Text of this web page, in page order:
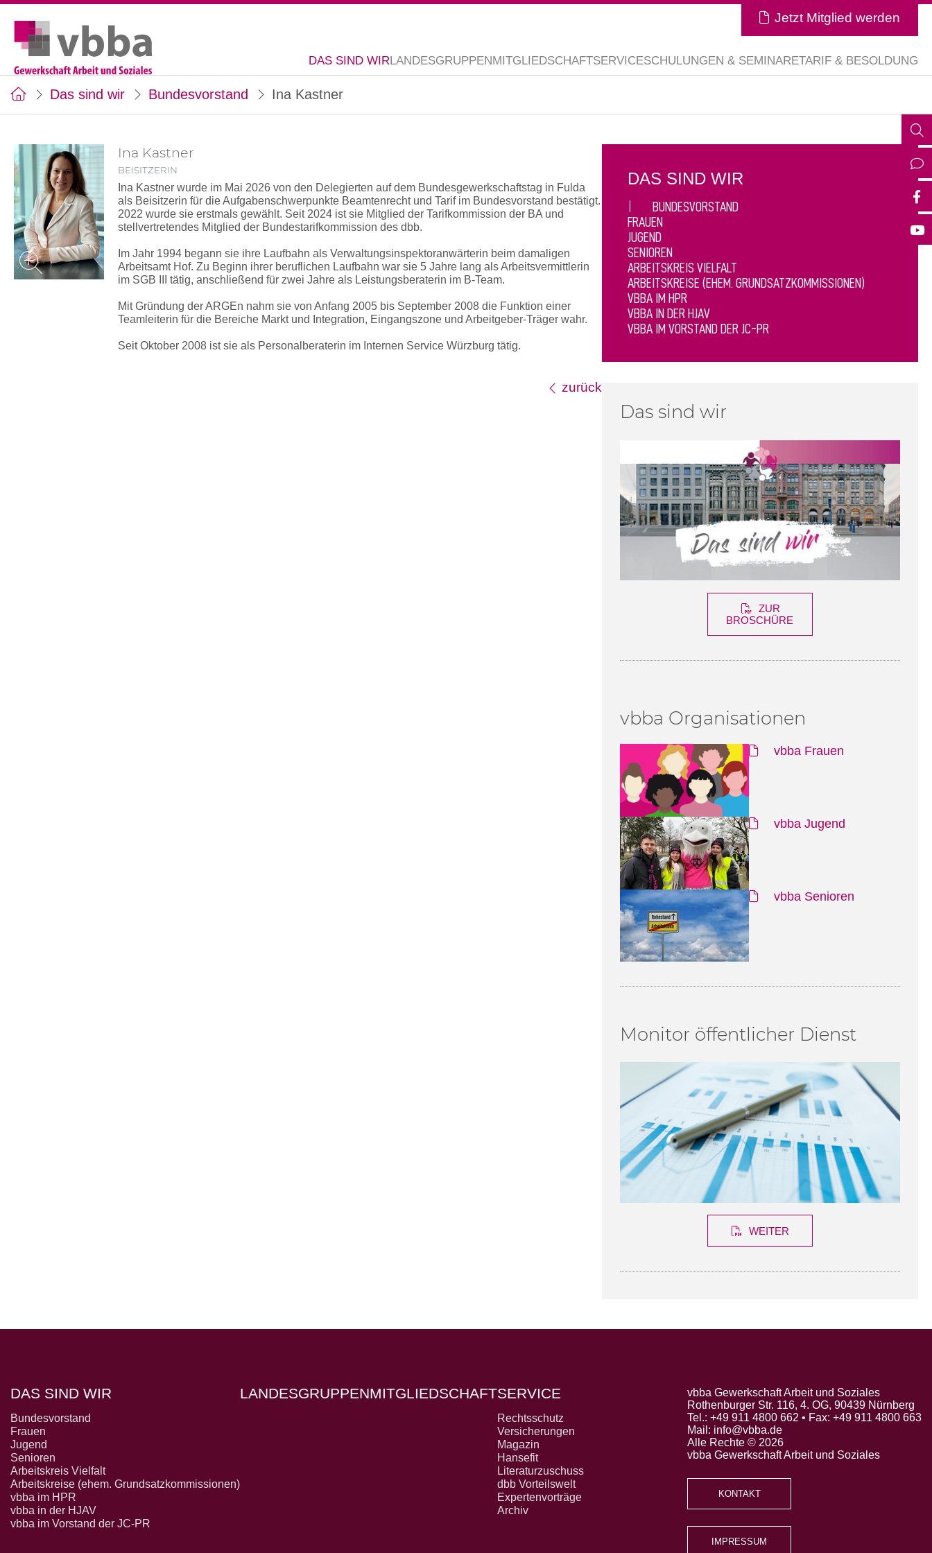
Jetzt Mitglied werden
DAS SIND WIRLANDESGRUPPENMITGLIEDSCHAFTSERVICESCHULUNGEN & SEMINARETARIF & BESOLDUNG
Das sind wir Bundesvorstand Ina Kastner
Ina Kastner
BEISITZERIN
Ina Kastner wurde im Mai 2026 von den Delegierten auf dem Bundesgewerkschaftstag in Fulda
als Beisitzerin für die Aufgabenschwerpunkte Beamtenrecht und Tarif im Bundesvorstand bestätigt.
2022 wurde sie erstmals gewählt. Seit 2024 ist sie Mitglied der Tarifkommission der BA und
stellvertretendes Mitglied der Bundestarifkommission des dbb.
Im Jahr 1994 begann sie ihre Laufbahn als Verwaltungsinspektoranwärterin beim damaligen
Arbeitsamt Hof. Zu Beginn ihrer beruflichen Laufbahn war sie 5 Jahre lang als Arbeitsvermittlerin
im SGB III tätig, anschließend für zwei Jahre als Leistungsberaterin im B-Team.
Mit Gründung der ARGEn nahm sie von Anfang 2005 bis September 2008 die Funktion einer
Teamleiterin für die Bereiche Markt und Integration, Eingangszone und Arbeitgeber-Träger wahr.
Seit Oktober 2008 ist sie als Personalberaterin im Internen Service Würzburg tätig.
zurück
DAS SIND WIR
BUNDESVORSTAND
FRAUEN
JUGEND
SENIOREN
ARBEITSKREIS VIELFALT
ARBEITSKREISE (EHEM. GRUNDSATZKOMMISSIONEN)
VBBA IM HPR
VBBA IN DER HJAV
VBBA IM VORSTAND DER JC-PR
Das sind wir
ZUR
BROSCHÜRE
vbba Organisationen
vbba Frauen
vbba Jugend
vbba Senioren
Monitor öffentlicher Dienst
WEITER
DAS SIND WIR
Bundesvorstand
Frauen
Jugend
Senioren
Arbeitskreis Vielfalt
Arbeitskreise (ehem. Grundsatzkommissionen)
vbba im HPR
vbba in der HJAV
vbba im Vorstand der JC-PR
LANDESGRUPPENMITGLIEDSCHAFTSERVICE
Rechtsschutz
Versicherungen
Magazin
Hansefit
Literaturzuschuss
dbb Vorteilswelt
Expertenvorträge
Archiv
vbba Gewerkschaft Arbeit und Soziales
Rothenburger Str. 116, 4. OG, 90439 Nürnberg
Tel.: +49 911 4800 662 • Fax: +49 911 4800 663
Mail: info@vbba.de
Alle Rechte © 2026
vbba Gewerkschaft Arbeit und Soziales
KONTAKT
IMPRESSUM